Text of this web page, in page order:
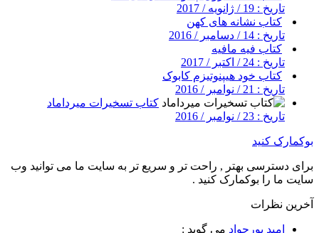
تاریخ : 19 / ژانویه / 2017
کتاب نشانه های کهن
تاریخ : 14 / دسامبر / 2016
کتاب فیه مافیه
تاریخ : 24 / اکتبر / 2017
کتاب خود هیپنوتیزم کابوک
تاریخ : 21 / نوامبر / 2016
کتاب تسخیرات میرداماد
تاریخ : 23 / نوامبر / 2016
بوکمارک کنید
برای دسترسی بهتر , راحت تر و سریع تر به سایت ما می توانید وب
سایت ما را بوکمارک کنید .
آخرین نظرات
امید پورجواد می گوید :